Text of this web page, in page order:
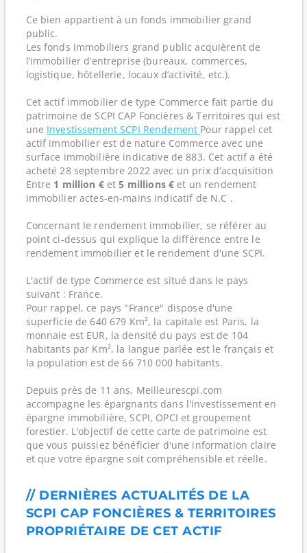
Ce bien appartient à un fonds immobilier grand
public.
Les fonds immobiliers grand public acquièrent de
l’immobilier d’entreprise (bureaux, commerces,
logistique, hôtellerie, locaux d’activité, etc.).
Cet actif immobilier de type Commerce fait partie du
patrimoine de SCPI CAP Foncières & Territoires qui est
une Investissement SCPI Rendement Pour rappel cet
actif immobilier est de nature Commerce avec une
surface immobilière indicative de 883. Cet actif a été
acheté 28 septembre 2022 avec un prix d'acquisition
Entre 1 million €et5 millions € et un rendement
immobilier actes-en-mains indicatif de N.C .
Concernant le rendement immobilier, se référer au
point ci-dessus qui explique la différence entre le
rendement immobilier et le rendement d'une SCPI.
L'actif de type Commerce est situé dans le pays
suivant : France.
Pour rappel, ce pays "France" dispose d'une
superficie de 640 679 Km², la capitale est Paris, la
monnaie est EUR, la densité du pays est de 104
habitants par Km², la langue parlée est le français et
la population est de 66 710 000 habitants.
Depuis près de 11 ans, Meilleurescpi.com
accompagne les épargnants dans l'investissement en
épargne immobilière, SCPI, OPCI et groupement
forestier. L'objectif de cette carte de patrimoine est
que vous puissiez bénéficier d'une information claire
et que votre épargne soit compréhensible et réelle.
// DERNIÈRES ACTUALITÉS DE LA
SCPI CAP FONCIÈRES & TERRITOIRES
PROPRIÉTAIRE DE CET ACTIF